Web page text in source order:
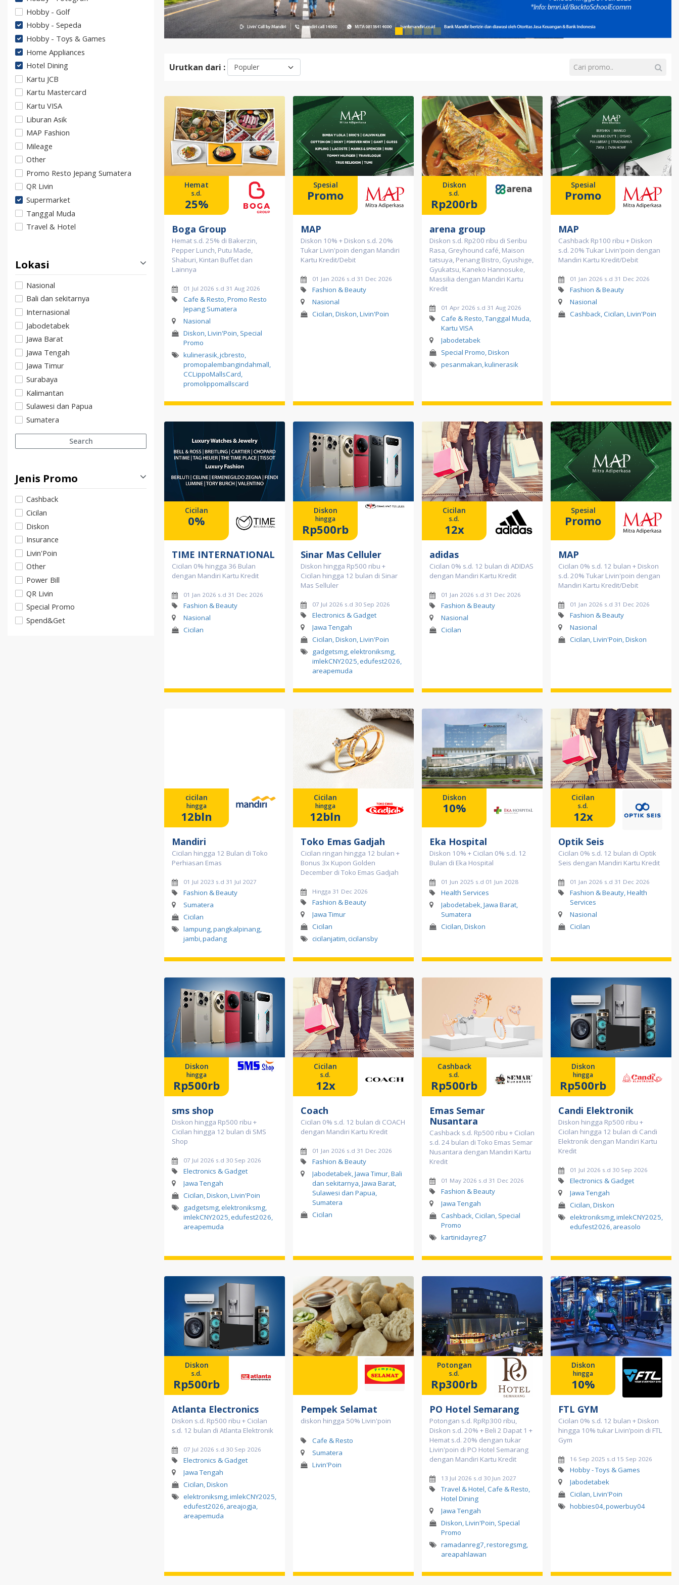
Hobby - Golf
Hobby - Sepeda
Hobby - Toys & Games
Home Appliances
Hotel Dining
Kartu JCB
Kartu Mastercard
Kartu VISA
Liburan Asik
MAP Fashion
Mileage
Other
Promo Resto Jepang Sumatera
QR Livin
Supermarket
Tanggal Muda
Travel & Hotel
Lokasi
Nasional
Bali dan sekitarnya
Internasional
Jabodetabek
Jawa Barat
Jawa Tengah
Jawa Timur
Surabaya
Kalimantan
Sulawesi dan Papua
Sumatera
Search
Jenis Promo
Cashback
Cicilan
Diskon
Insurance
Livin'Poin
Other
Power Bill
QR Livin
Special Promo
Spend&Get
Urutkan dari :
Hemat
s.d.
25%
Boga Group
Hemat s.d. 25% di Bakerzin,
Pepper Lunch, Putu Made,
Shaburi, Kintan Buffet dan
Lainnya
01 Jul 2026 s.d 31 Aug 2026
Cafe & Resto, Promo Resto
Jepang Sumatera
Nasional
Diskon, Livin'Poin, Special
Promo
kulinerasik,jcbresto,
promopalembangindahmall,
CCLippoMallsCard,
promolippomallscard
Spesial
Promo
MAP
Diskon 10% + Diskon s.d. 20%
Tukar Livin'poin dengan Mandiri
Kartu Kredit/Debit
01 Jan 2026 s.d 31 Dec 2026
Fashion & Beauty
Nasional
Cicilan, Diskon, Livin'Poin
Diskon
s.d.
Rp200rb
arena group
Diskon s.d. Rp200 ribu di Seribu
Rasa, Greyhound café, Maison
tatsuya, Penang Bistro, Gyushige,
Gyukatsu, Kaneko Hannosuke,
Massilia dengan Mandiri Kartu
Kredit
01 Apr 2026 s.d 31 Aug 2026
Cafe & Resto, Tanggal Muda,
Kartu VISA
Jabodetabek
Special Promo, Diskon
pesanmakan,kulinerasik
Spesial
Promo
MAP
Cashback Rp100 ribu + Diskon
s.d. 20% Tukar Livin'poin dengan
Mandiri Kartu Kredit/Debit
01 Jan 2026 s.d 31 Dec 2026
Fashion & Beauty
Nasional
Cashback, Cicilan, Livin'Poin
Cicilan
0%
TIME INTERNATIONAL
Cicilan 0% hingga 36 Bulan
dengan Mandiri Kartu Kredit
01 Jan 2026 s.d 31 Dec 2026
Fashion & Beauty
Nasional
Cicilan
Diskon
hingga
Rp500rb
Sinar Mas Celluler
Diskon hingga Rp500 ribu +
Cicilan hingga 12 bulan di Sinar
Mas Selluler
07 Jul 2026 s.d 30 Sep 2026
Electronics & Gadget
Jawa Tengah
Cicilan, Diskon, Livin'Poin
gadgetsmg,elektroniksmg,
imlekCNY2025,edufest2026,
areapemuda
Cicilan
s.d.
12x
adidas
Cicilan 0% s.d. 12 bulan di ADIDAS
dengan Mandiri Kartu Kredit
01 Jan 2026 s.d 31 Dec 2026
Fashion & Beauty
Nasional
Cicilan
Spesial
Promo
MAP
Cicilan 0% s.d. 12 bulan + Diskon
s.d. 20% Tukar Livin'poin dengan
Mandiri Kartu Kredit/Debit
01 Jan 2026 s.d 31 Dec 2026
Fashion & Beauty
Nasional
Cicilan, Livin'Poin, Diskon
cicilan
hingga
12bln
Mandiri
Cicilan hingga 12 Bulan di Toko
Perhiasan Emas
01 Jul 2023 s.d 31 Jul 2027
Fashion & Beauty
Sumatera
Cicilan
lampung,pangkalpinang,
jambi,padang
Cicilan
hingga
12bln
Toko Emas Gadjah
Cicilan ringan hingga 12 bulan +
Bonus 3x Kupon Golden
December di Toko Emas Gadjah
Hingga 31 Dec 2026
Fashion & Beauty
Jawa Timur
Cicilan
cicilanjatim,cicilansby
Diskon
10%
Eka Hospital
Diskon 10% + Cicilan 0% s.d. 12
Bulan di Eka Hospital
01 Jun 2025 s.d 01 Jun 2028
Health Services
Jabodetabek, Jawa Barat,
Sumatera
Cicilan, Diskon
Cicilan
s.d.
12x
Optik Seis
Cicilan 0% s.d. 12 bulan di Optik
Seis dengan Mandiri Kartu Kredit
01 Jan 2026 s.d 31 Dec 2026
Fashion & Beauty, Health
Services
Nasional
Cicilan
Diskon
hingga
Rp500rb
sms shop
Diskon hingga Rp500 ribu +
Cicilan hingga 12 bulan di SMS
Shop
07 Jul 2026 s.d 30 Sep 2026
Electronics & Gadget
Jawa Tengah
Cicilan, Diskon, Livin'Poin
gadgetsmg,elektroniksmg,
imlekCNY2025,edufest2026,
areapemuda
Cicilan
s.d.
12x
Coach
Cicilan 0% s.d. 12 bulan di COACH
dengan Mandiri Kartu Kredit
01 Jan 2026 s.d 31 Dec 2026
Fashion & Beauty
Jabodetabek, Jawa Timur, Bali
dan sekitarnya, Jawa Barat,
Sulawesi dan Papua,
Sumatera
Cicilan
Cashback
s.d.
Rp500rb
Emas Semar
Nusantara
Cashback s.d. Rp500 ribu + Cicilan
s.d. 24 bulan di Toko Emas Semar
Nusantara dengan Mandiri Kartu
Kredit
01 May 2026 s.d 31 Dec 2026
Fashion & Beauty
Jawa Tengah
Cashback, Cicilan, Special
Promo
kartinidayreg7
Diskon
hingga
Rp500rb
Candi Elektronik
Diskon hingga Rp500 ribu +
Cicilan hingga 12 bulan di Candi
Elektronik dengan Mandiri Kartu
Kredit
01 Jul 2026 s.d 30 Sep 2026
Electronics & Gadget
Jawa Tengah
Cicilan, Diskon
elektroniksmg,imlekCNY2025,
edufest2026,areasolo
Diskon
s.d.
Rp500rb
Atlanta Electronics
Diskon s.d. Rp500 ribu + Cicilan
s.d. 12 bulan di Atlanta Elektronik
07 Jul 2026 s.d 30 Sep 2026
Electronics & Gadget
Jawa Tengah
Cicilan, Diskon
elektroniksmg,imlekCNY2025,
edufest2026,areajogja,
areapemuda
Pempek Selamat
diskon hingga 50% Livin'poin
Cafe & Resto
Sumatera
Livin'Poin
Potongan
s.d.
Rp300rb
PO Hotel Semarang
Potongan s.d. RpRp300 ribu,
Diskon s.d. 20% + Beli 2 Dapat 1 +
Hemat s.d. 20% dengan tukar
Livin'poin di PO Hotel Semarang
dengan Mandiri Kartu Kredit
13 Jul 2026 s.d 30 Jun 2027
Travel & Hotel, Cafe & Resto,
Hotel Dining
Jawa Tengah
Diskon, Livin'Poin, Special
Promo
ramadanreg7,restoregsmg,
areapahlawan
Diskon
hingga
10%
FTL GYM
Cicilan 0% s.d. 12 bulan + Diskon
hingga 10% tukar Livin’poin di FTL
Gym
16 Sep 2025 s.d 15 Sep 2026
Hobby - Toys & Games
Jabodetabek
Cicilan, Livin'Poin
hobbies04,powerbuy04